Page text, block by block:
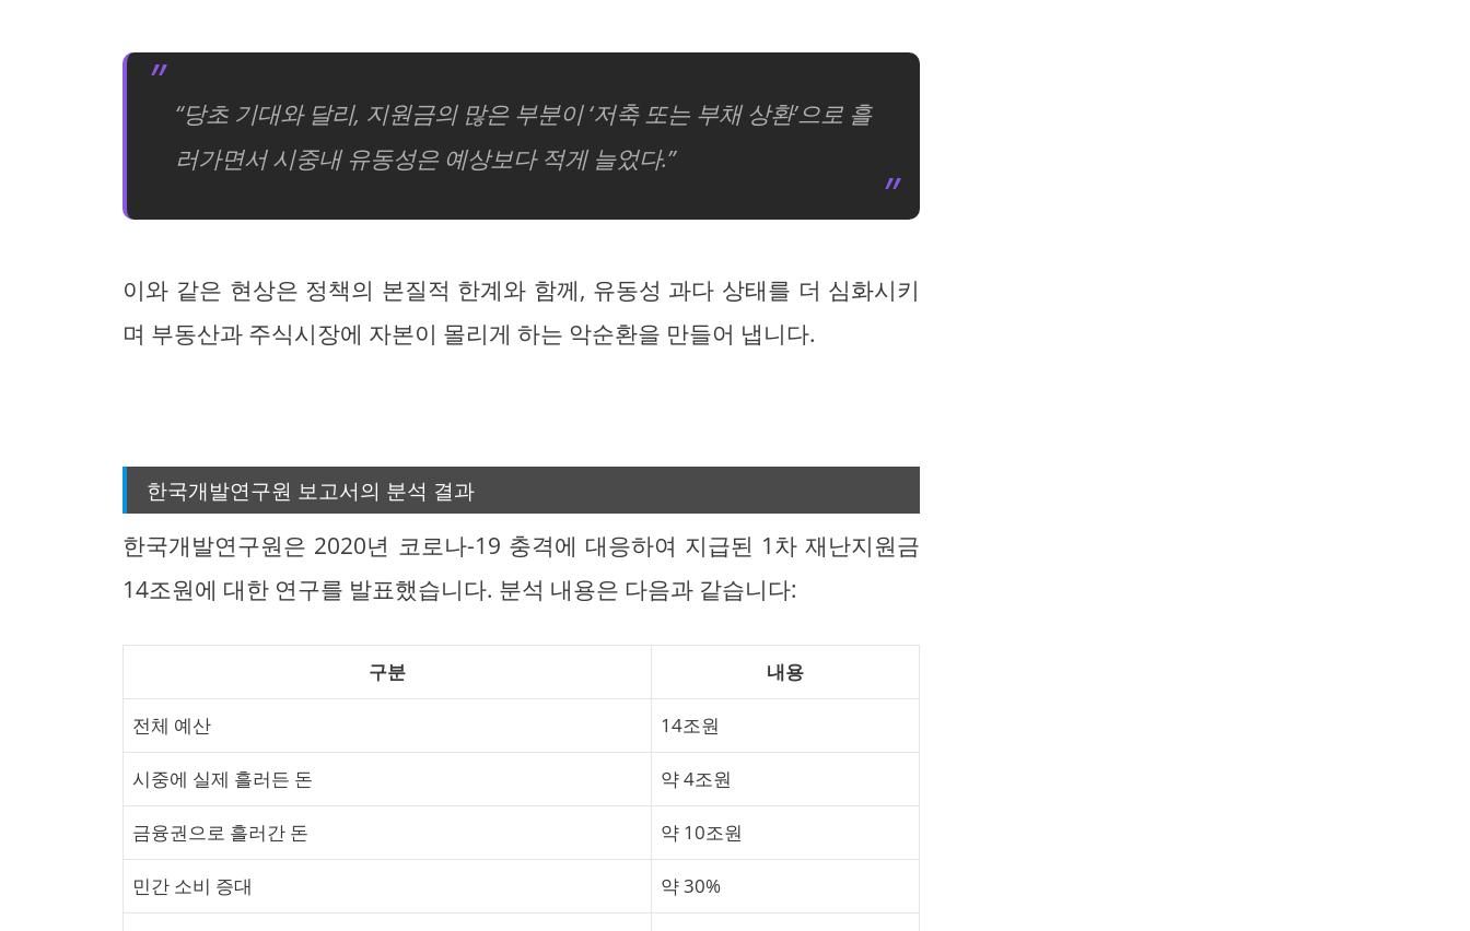
“당초 기대와 달리, 지원금의 많은 부분이 ‘저축 또는 부채 상환’으로 흘
러가면서 시중내 유동성은 예상보다 적게 늘었다.”
이와 같은 현상은 정책의 본질적 한계와 함께, 유동성 과다 상태를 더 심화시키
며 부동산과 주식시장에 자본이 몰리게 하는 악순환을 만들어 냅니다.
한국개발연구원 보고서의 분석 결과
한국개발연구원은 2020년 코로나-19 충격에 대응하여 지급된 1차 재난지원금
14조원에 대한 연구를 발표했습니다. 분석 내용은 다음과 같습니다:
구분 내용
전체 예산 14조원
시중에 실제 흘러든 돈 약 4조원
금융권으로 흘러간 돈 약 10조원
민간 소비 증대 약 30%